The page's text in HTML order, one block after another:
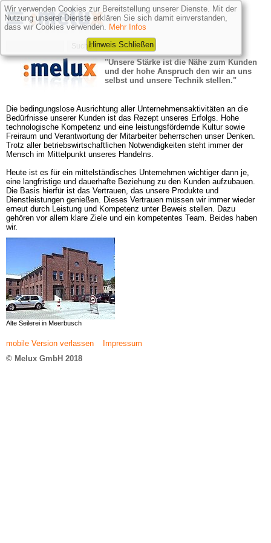
"Unsere Stärke ist die Nähe zum Kunden
und der hohe Anspruch den wir an uns
selbst und unsere Technik stellen."
Die bedingungslose Ausrichtung aller Unternehmensaktivitäten an die
Bedürfnisse unserer Kunden ist das Rezept unseres Erfolgs. Hohe
technologische Kompetenz und eine leistungsfördernde Kultur sowie
Freiraum und Verantwortung der Mitarbeiter beherrschen unser Denken.
Trotz aller betriebswirtschaftlichen Notwendigkeiten steht immer der
Mensch im Mittelpunkt unseres Handelns.
Heute ist es für ein mittelständisches Unternehmen wichtiger dann je,
eine langfristige und dauerhafte Beziehung zu den Kunden aufzubauen.
Die Basis hierfür ist das Vertrauen, das unsere Produkte und
Dienstleistungen genießen. Dieses Vertrauen müssen wir immer wieder
erneut durch Leistung und Kompetenz unter Beweis stellen. Dazu
gehören vor allem klare Ziele und ein kompetentes Team. Beides haben
wir.
Alte Seilerei in Meerbusch
mobile Version verlassen
Impressum
© Melux GmbH 2018
Wir verwenden Cookies zur Bereitstellung unserer Dienste. Mit der
Nutzung unserer Dienste erklären Sie sich damit einverstanden,
dass wir Cookies verwenden. Mehr Infos
Hinweis Schließen